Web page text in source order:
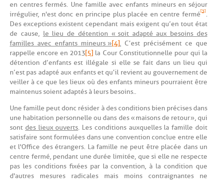
en centres fermés. Une famille avec enfants mineurs en séjour
irrégulier, n'est donc en principe plus placée en centre fermé[3].
Des exceptions existent cependant mais exigent qu’en tout état
de cause, le lieu de détention « soit adapté aux besoins des
familles avec enfants mineurs »[4]. C’est précisément ce que
rappelle encore en 2013[5] la Cour Constitutionnelle pour qui la
détention d’enfants est illégale si elle se fait dans un lieu qui
n’est pas adapté aux enfants et qu’il revient au gouvernement de
veiller à ce que les lieux où des enfants mineurs pourraient être
maintenus soient adaptés à leurs besoins..
Une famille peut donc résider à des conditions bien précises dans
une habitation personnelle ou dans des « maisons de retour », qui
sont des lieux ouverts. Les conditions auxquelles la famille doit
satisfaire sont formulées dans une convention conclue entre elle
et l'Office des étrangers. La famille ne peut être placée dans un
centre fermé, pendant une durée limitée, que si elle ne respecte
pas les conditions fixées par la convention, à la condition que
d'autres mesures radicales mais moins contraignantes ne